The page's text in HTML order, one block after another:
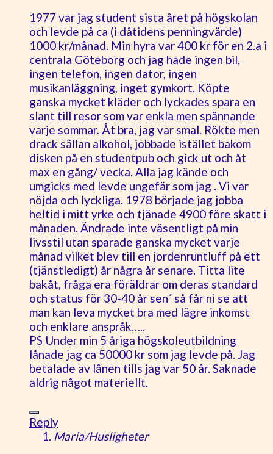
1977 var jag student sista året på högskolan
och levde på ca (i dåtidens penningvärde)
1000 kr/månad. Min hyra var 400 kr för en 2.a i
centrala Göteborg och jag hade ingen bil,
ingen telefon, ingen dator, ingen
musikanläggning, inget gymkort. Köpte
ganska mycket kläder och lyckades spara en
slant till resor som var enkla men spännande
varje sommar. Åt bra, jag var smal. Rökte men
drack sällan alkohol, jobbade istället bakom
disken på en studentpub och gick ut och åt
max en gång/ vecka. Alla jag kände och
umgicks med levde ungefär som jag . Vi var
nöjda och lyckliga. 1978 började jag jobba
heltid i mitt yrke och tjänade 4900 före skatt i
månaden. Ändrade inte väsentligt på min
livsstil utan sparade ganska mycket varje
månad vilket blev till en jordenruntluff på ett
(tjänstledigt) år några år senare. Titta lite
bakåt, fråga era föräldrar om deras standard
och status för 30-40 år sen´ så får ni se att
man kan leva mycket bra med lägre inkomst
och enklare anspråk…..
PS Under min 5 åriga högskoleutbildning
lånade jag ca 50000 kr som jag levde på. Jag
betalade av lånen tills jag var 50 år. Saknade
aldrig något materiellt.
Reply
Maria/Husligheter